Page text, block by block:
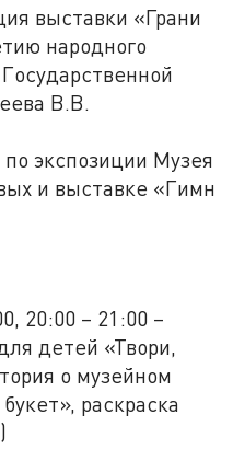
выставки «Грани
народного
В.В.
по экспозиции Музея
и выставке «Гимн
20:00 – 21:00 –
детей «Твори,
о музейном
раскраска